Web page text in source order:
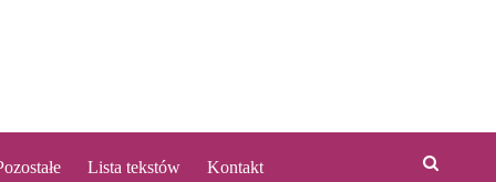
Lista tekstów Kontakt